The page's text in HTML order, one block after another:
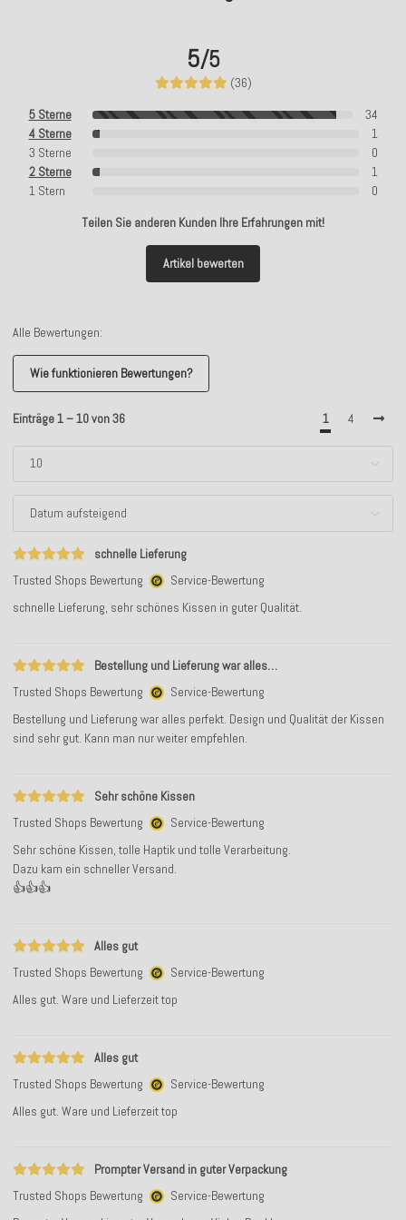
5/5
(36)
5 Sterne
34
4 Sterne
1
3 Sterne
0
2 Sterne
1
1 Stern
0
Teilen Sie anderen Kunden Ihre Erfahrungen mit!
Artikel bewerten
Alle Bewertungen:
Wie funktionieren Bewertungen?
Einträge 1 – 10 von 36 1 4
schnelle Lieferung
Trusted Shops Bewertung
Service-Bewertung
schnelle Lieferung, sehr schönes Kissen in guter Qualität.
Bestellung und Lieferung war alles…
Trusted Shops Bewertung
Service-Bewertung
Bestellung und Lieferung war alles perfekt. Design und Qualität der Kissen
sind sehr gut. Kann man nur weiter empfehlen.
Sehr schöne Kissen
Trusted Shops Bewertung
Service-Bewertung
Sehr schöne Kissen, tolle Haptik und tolle Verarbeitung.
Dazu kam ein schneller Versand.
👍👍👍
Alles gut
Trusted Shops Bewertung
Service-Bewertung
Alles gut. Ware und Lieferzeit top
Alles gut
Trusted Shops Bewertung
Service-Bewertung
Alles gut. Ware und Lieferzeit top
Prompter Versand in guter Verpackung
Trusted Shops Bewertung
Service-Bewertung